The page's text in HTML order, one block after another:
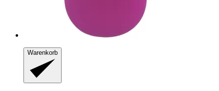
Warenkorb